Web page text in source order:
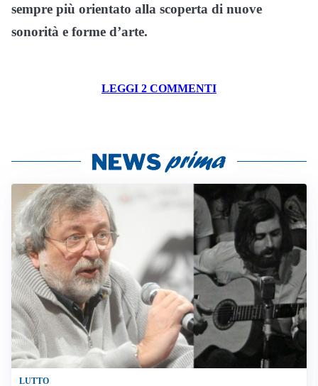
sempre più orientato alla scoperta di nuove
sonorità e forme d’arte.
LEGGI 2 COMMENTI
LUTTO